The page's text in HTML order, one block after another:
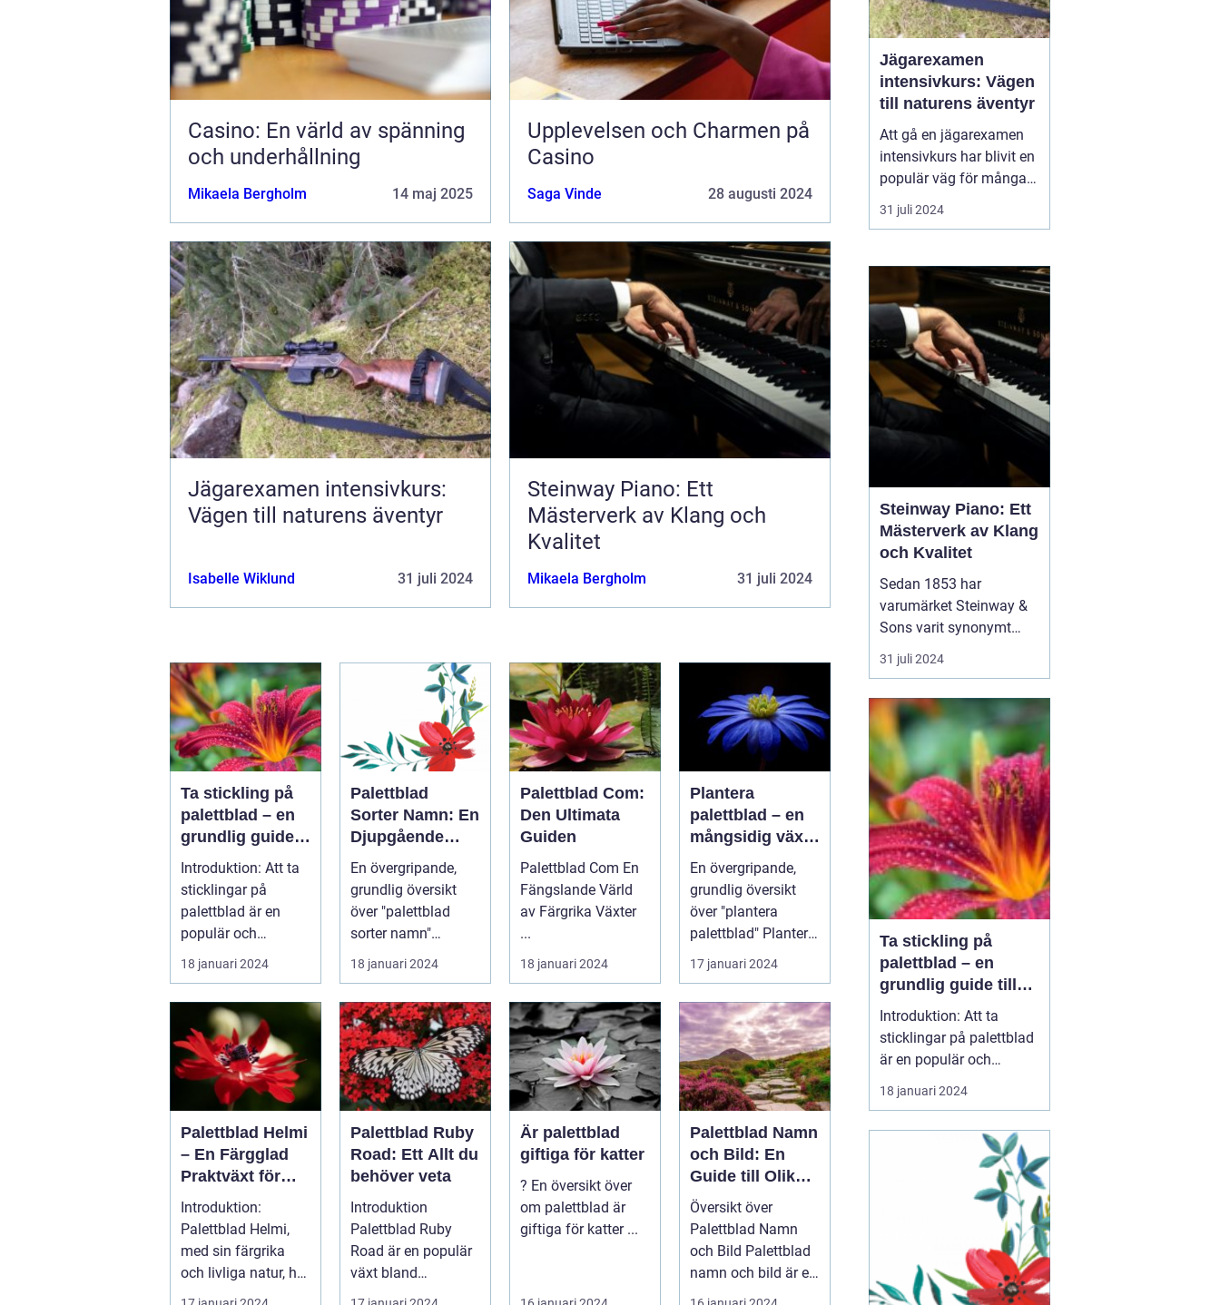
Casino: En värld av spänning
och underhållning
Mikaela Bergholm 14 maj 2025
Upplevelsen och Charmen på
Casino
Saga Vinde 28 augusti 2024
Jägarexamen intensivkurs:
Vägen till naturens äventyr
Isabelle Wiklund 31 juli 2024
Steinway Piano: Ett
Mästerverk av Klang och
Kvalitet
Mikaela Bergholm 31 juli 2024
Ta stickling på
palettblad – en
grundlig guide
till framgångsrik
förökning
Introduktion: Att ta
sticklingar på
palettblad är en
populär och
spännande metod
för att föröka och...
18 januari 2024
Palettblad
Sorter Namn: En
Djupgående
Översikt
En övergripande,
grundlig översikt
över "palettblad
sorter namn"
Palettblad eller
Coleus är en popu...
18 januari 2024
Palettblad Com:
Den Ultimata
Guiden
Palettblad Com En
Fängslande Värld
av Färgrika Växter
...
18 januari 2024
Plantera
palettblad – en
mångsidig växt
för
trädgårdsentusi
aster
En övergripande,
grundlig översikt
över "plantera
palettblad" Plantera
palettblad är en
populär akt...
17 januari 2024
Palettblad Helmi
– En Färgglad
Praktväxt för
Hemmet
Introduktion:
Palettblad Helmi,
med sin färgrika
och livliga natur, har
snabbt blivit en
Palettblad Ruby
Road: Ett Allt du
behöver veta
Introduktion
Palettblad Ruby
Road är en populär
växt bland
trädgårdsälskare
Är palettblad
giftiga för katter
? En översikt över
om palettblad är
giftiga för katter ...
Palettblad Namn
och Bild: En
Guide till Olika
Typer och
Egenskaper
Översikt över
Palettblad Namn
och Bild Palettblad
namn och bild är en
fascinerande
Jägarexamen
intensivkurs: Vägen
till naturens äventyr
Att gå en jägarexamen
intensivkurs har blivit en
populär väg för många
naturintresserade att
komma närmare
ansvarsfull jakt. En väl
utformad kurs ger den
blivande jägaren de...
31 juli 2024
Steinway Piano: Ett
Mästerverk av Klang
och Kvalitet
Sedan 1853 har
varumärket Steinway &
Sons varit synonymt
med innovation,
excellens och
när det kommer till
pianon. Genom att
blanda skickligt hantverk
med avancerad
teknologi har Steinway
pianon vunnit &ou...
31 juli 2024
Ta stickling på
palettblad – en
grundlig guide till
framgångsrik
förökning
Introduktion: Att ta
sticklingar på palettblad
är en populär och
spännande metod för att
föröka och sprida denna
artikel kommer vi att gå
in i detaljer om hur du
kan ta sticklingar på
palettblad, vilka olika
18 januari 2024